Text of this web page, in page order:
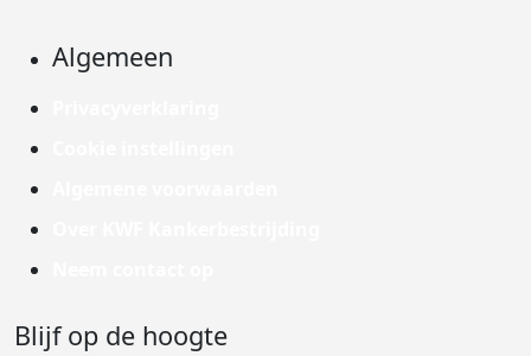
Algemeen
Blijf op de hoogte